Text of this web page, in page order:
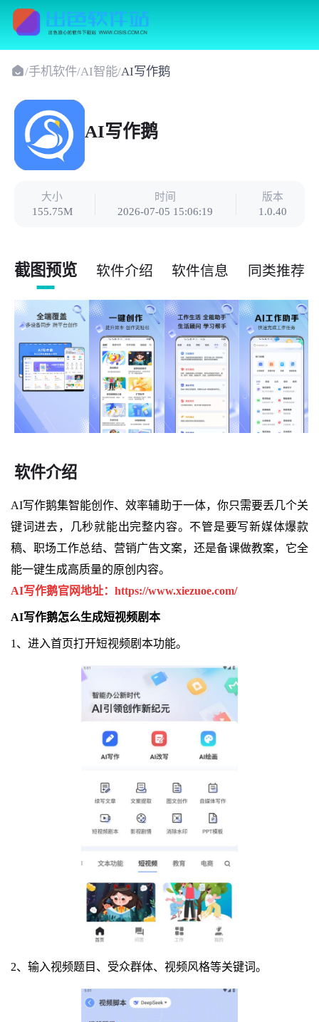
/手机软件/AI智能/AI写作鹅
AI写作鹅
大小
155.75M
时间
2026-07-05 15:06:19
版本
1.0.40
截图预览 软件介绍 软件信息 同类推荐
软件介绍
AI写作鹅集智能创作、效率辅助于一体，你只需要丢几个关
键词进去，几秒就能出完整内容。不管是要写新媒体爆款
稿、职场工作总结、营销广告文案，还是备课做教案，它全
能一键生成高质量的原创内容。
AI写作鹅官网地址：https://www.xiezuoe.com/
AI写作鹅怎么生成短视频剧本
1、进入首页打开短视频剧本功能。
2、输入视频题目、受众群体、视频风格等关键词。